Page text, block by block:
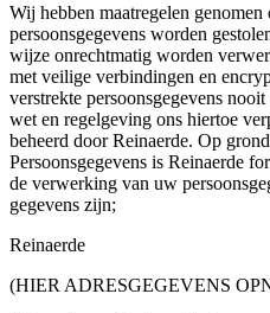
Wij hebben maatregelen
persoonsgegevens worden
wijze onrechtmatig worden
met veilige verbindingen en
verstrekte persoonsgegevens
wet en regelgeving ons hiertoe
beheerd door Reinaerde. Op
Persoonsgegevens is Reinaerde
de verwerking van uw
gegevens zijn;
Reinaerde
(HIER ADRESGEGEVENS